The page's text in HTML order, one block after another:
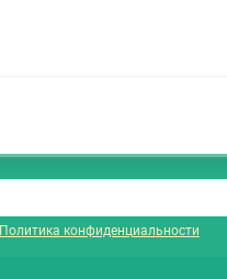
Политика конфиденциальности